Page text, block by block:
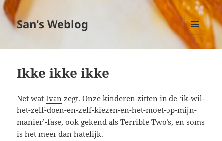
San's Weblog
MENU
EN
Ikke ikke ikke
Net watIvan zegt. Onze kinderen zitten in de ‘ik-wil-
het-zelf-doen-en-zelf-kiezen-en-het-moet-op-mijn-
manier’-fase, ook gekend als Terrible Two’s, en soms
is het meer dan hatelijk.